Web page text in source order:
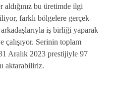
aldığınız bu üretimde ilgi
farklı bölgelere gerçek
iş birliği yaparak
çalışıyor. Serinin toplam
Aralık 2023 prestijiyle 97
aktarabiliriz.